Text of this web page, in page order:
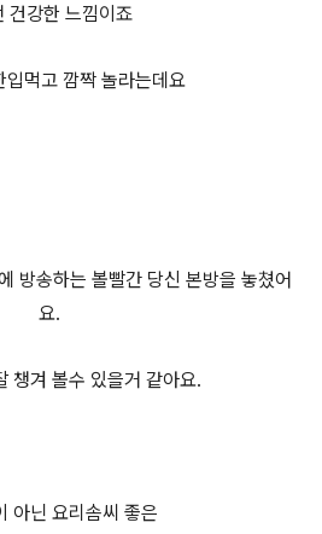
건강한 느낌이죠
입먹고 깜짝 놀라는데요
방송하는 볼빨간 당신 본방을 놓쳤어
요.
챙겨 볼수 있을거 같아요.
아닌 요리솜씨 좋은